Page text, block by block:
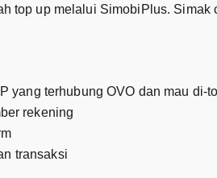
top up melalui SimobiPlus. Simak
yang terhubung OVO dan mau di-
rekening
transaksi